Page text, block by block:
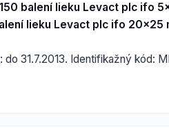
150 balení lieku Levact plc ifo
lieku Levact plc ifo 20x25
do 31.7.2013. Identifikažný kód: